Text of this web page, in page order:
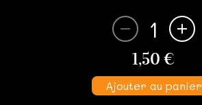
1
1,50 €
Ajouter au panier